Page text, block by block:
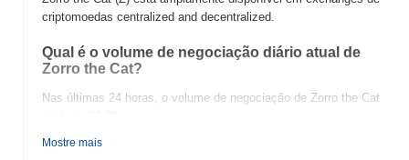
criptomoedas centralized and decentralized.
Qual é o volume de negociação diário atual de
Zorro the Cat?
Nas últimas 24 horas, o volume de negociação de Zorro the Cat
Qual é o histórico da faixa de preço de Zorro the
Mostre mais